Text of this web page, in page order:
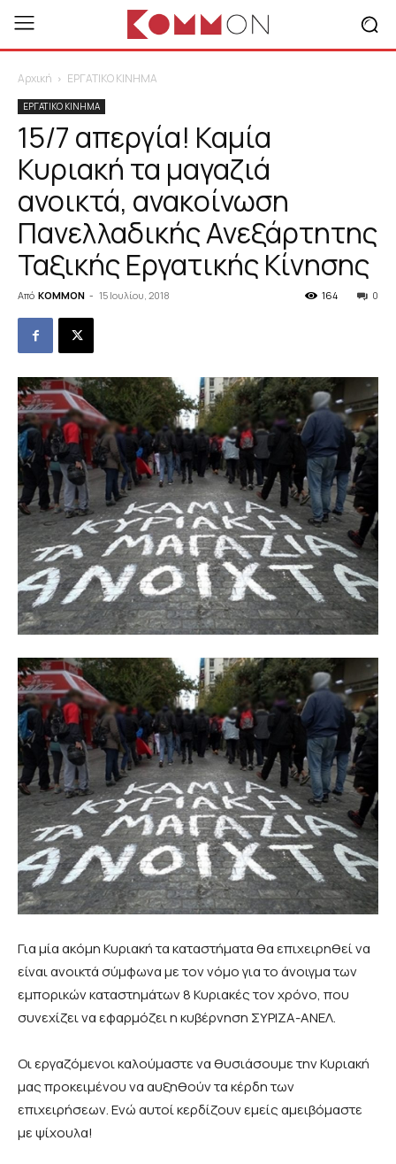
Αρχική ΕΡΓΑΤΙΚΟ ΚΙΝΗΜΑ
ΕΡΓΑΤΙΚΟ ΚΙΝΗΜΑ
15/7 απεργία! Καμία
Κυριακή τα μαγαζιά
ανοικτά, ανακοίνωση
Πανελλαδικής Ανεξάρτητης
Ταξικής Εργατικής Κίνησης
Από KOMMON - 15 Ιουλίου, 2018 0
164
Για μία ακόμη Κυριακή τα καταστήματα θα επιχειρηθεί να
είναι ανοικτά σύμφωνα με τον νόμο για το άνοιγμα των
εμπορικών καταστημάτων 8 Κυριακές τον χρόνο, που
συνεχίζει να εφαρμόζει η κυβέρνηση ΣΥΡΙΖΑ-ΑΝΕΛ.
Οι εργαζόμενοι καλούμαστε να θυσιάσουμε την Κυριακή
μας προκειμένου να αυξηθούν τα κέρδη των
επιχειρήσεων. Ενώ αυτοί κερδίζουν εμείς αμειβόμαστε
με ψίχουλα!